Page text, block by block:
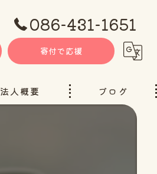
086-431-1651
寄付で応援
法人概要 ブログ